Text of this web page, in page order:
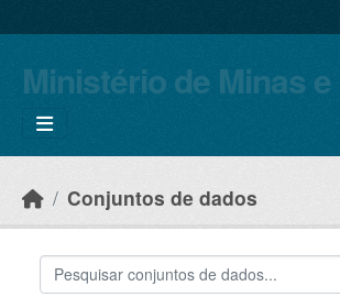
Ministério de Minas
Conjuntos de dados